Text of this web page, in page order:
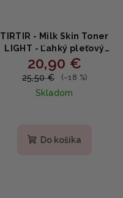
TIRTIR - Milk Skin Toner
LIGHT - Ľahký pleťový
toner s ryžovým
extraktom 150ml
20,90 €
25,50 € (–18 %)
Skladom
produktu
Do košíka